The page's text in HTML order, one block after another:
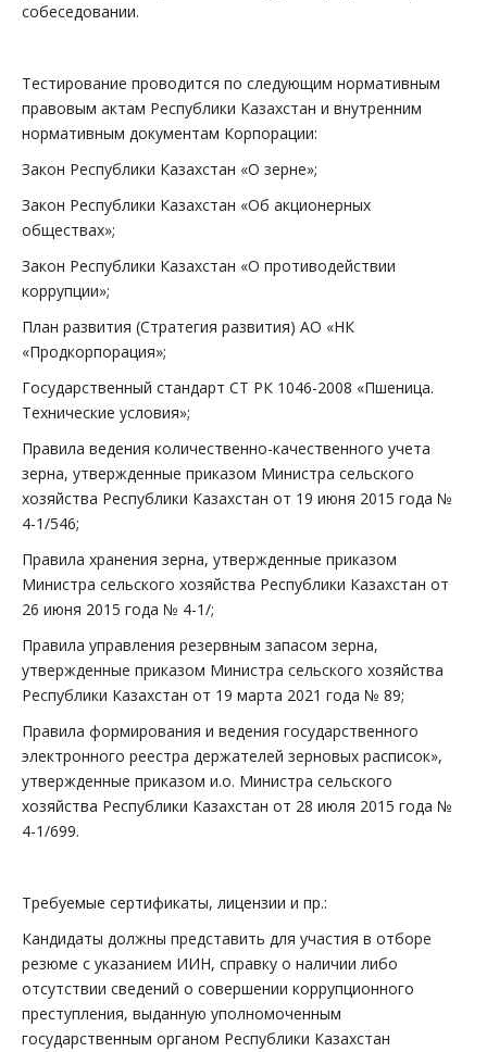
собеседовании.
Тестирование проводится по следующим нормативным
правовым актам Республики Казахстан и внутренним
нормативным документам Корпорации:
Закон Республики Казахстан «О зерне»;
Закон Республики Казахстан «Об акционерных
обществах»;
Закон Республики Казахстан «О противодействии
коррупции»;
План развития (Стратегия развития) АО «НК
«Продкорпорация»;
Государственный стандарт СТ РК 1046-2008 «Пшеница.
Технические условия»;
Правила ведения количественно-качественного учета
зерна, утвержденные приказом Министра сельского
хозяйства Республики Казахстан от 19 июня 2015 года №
4-1/546;
Правила хранения зерна, утвержденные приказом
Министра сельского хозяйства Республики Казахстан от
26 июня 2015 года № 4-1/;
Правила управления резервным запасом зерна,
утвержденные приказом Министра сельского хозяйства
Республики Казахстан от 19 марта 2021 года № 89;
Правила формирования и ведения государственного
электронного реестра держателей зерновых расписок»,
утвержденные приказом и.о. Министра сельского
хозяйства Республики Казахстан от 28 июля 2015 года №
4-1/699.
Требуемые сертификаты, лицензии и пр.:
Кандидаты должны представить для участия в отборе
резюме с указанием ИИН, справку о наличии либо
отсутствии сведений о совершении коррупционного
преступления, выданную уполномоченным
государственным органом Республики Казахстан